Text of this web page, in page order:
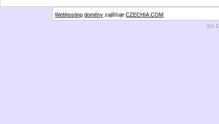
Webhosting domény zajišťujeCZECHIA.COM
(c)